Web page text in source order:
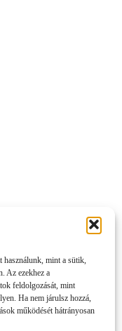
használunk, mint a sütik,
Az ezekhez a
feldolgozását, mint
Ha nem járulsz hozzá,
működését hátrányosan